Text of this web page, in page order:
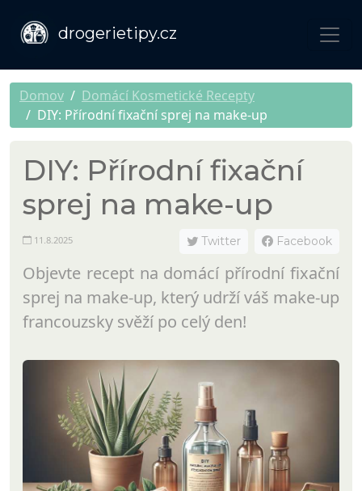
drogerietipy.cz
Domov
Domácí Kosmetické Recepty
DIY: Přírodní fixační sprej na make-up
DIY: Přírodní fixační
sprej na make-up
11.8.2025 Twitter Facebook
Objevte recept na domácí přírodní fixační
sprej na make-up, který udrží váš make-up
francouzsky svěží po celý den!